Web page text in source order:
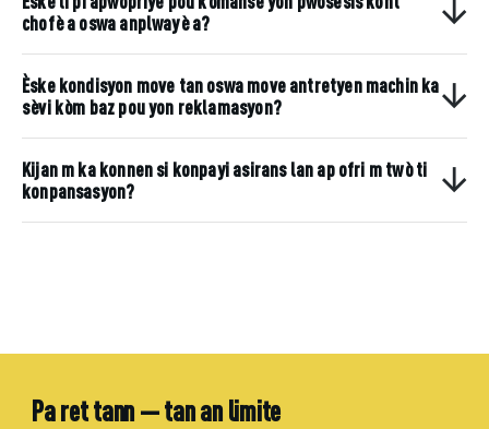
chofè a oswa anplwayè a?
Èske kondisyon move tan oswa move antretyen machin ka
sèvi kòm baz pou yon reklamasyon?
Kijan m ka konnen si konpayi asirans lan ap ofri m twò ti
konpansasyon?
Pa ret tann — tan an limite